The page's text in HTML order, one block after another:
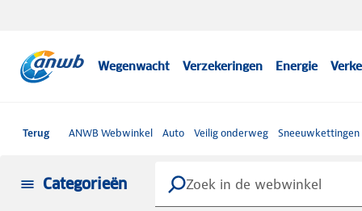
Wegenwacht Verzekeringen Energie
Terug ANWB Webwinkel Auto Veilig onderweg Sneeuwkettingen
Categorieën